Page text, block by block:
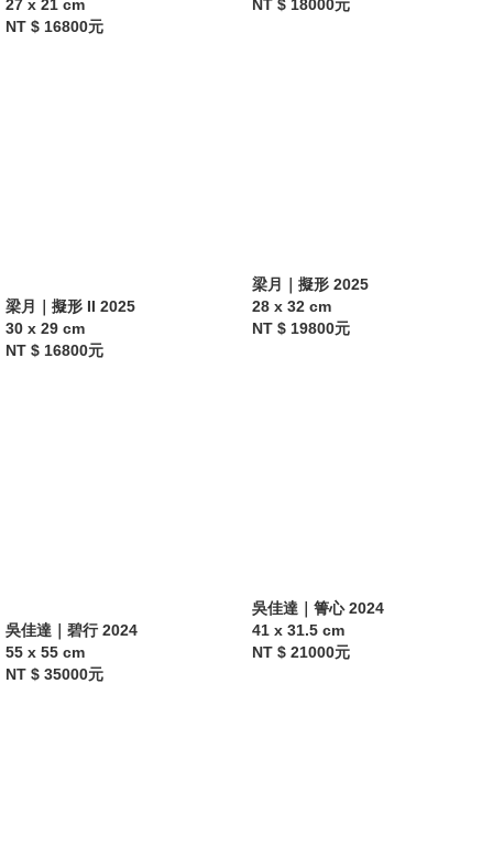
NT $ 18000元
27 x 21 cm
NT $ 16800元
梁月｜擬形 2025
28 x 32 cm
NT $ 19800元
梁月｜擬形 II 2025
30 x 29 cm
NT $ 16800元
吳佳達｜箐心 2024
41 x 31.5 cm
NT $ 21000元
吳佳達｜碧行 2024
55 x 55 cm
NT $ 35000元